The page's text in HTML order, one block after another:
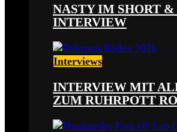
NASTY IM SHORT &
INTERVIEW
Interviews
INTERVIEW MIT
ZUM RUHRPOTT